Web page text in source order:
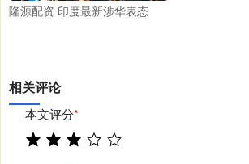
隆源配资 印度最新涉华表态
相关评论
本文评分*